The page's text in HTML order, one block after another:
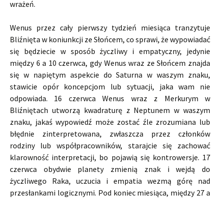
wrażeń.
Wenus przez cały pierwszy tydzień miesiąca tranzytuje
Bliźnięta w koniunkcji ze Słońcem, co sprawi, że wypowiadać
się będziecie w sposób życzliwy i empatyczny, jedynie
między 6 a 10 czerwca, gdy Wenus wraz ze Słońcem znajda
się w napiętym aspekcie do Saturna w waszym znaku,
stawicie opór koncepcjom lub sytuacji, jaka wam nie
odpowiada. 16 czerwca Wenus wraz z Merkurym w
Bliźniętach utworzą kwadraturę z Neptunem w waszym
znaku, jakaś wypowiedź może zostać źle zrozumiana lub
błędnie zinterpretowana, zwłaszcza przez członków
rodziny lub współpracowników, starajcie się zachować
klarowność interpretacji, bo pojawią się kontrowersje. 17
czerwca obydwie planety zmienią znak i wejdą do
życzliwego Raka, uczucia i empatia wezmą górę nad
przesłankami logicznymi. Pod koniec miesiąca, między 27 a